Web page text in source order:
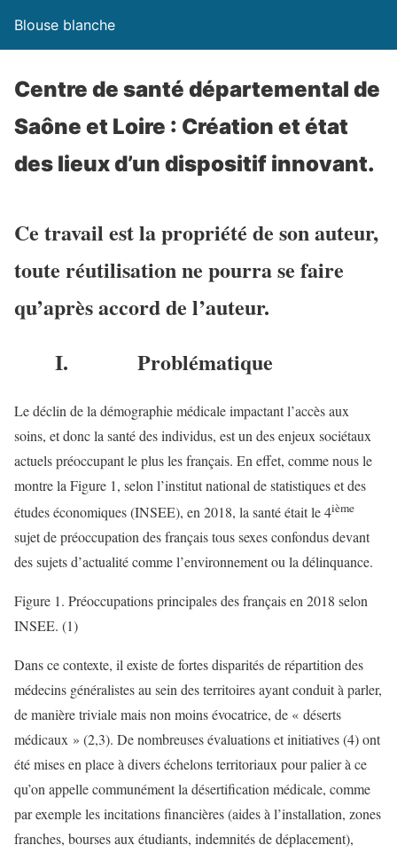
Blouse blanche
Centre de santé départemental de
Saône et Loire : Création et état
des lieux d’un dispositif innovant.
Ce travail est la propriété de son auteur,
toute réutilisation ne pourra se faire
qu’après accord de l’auteur.
I. Problématique
Le déclin de la démographie médicale impactant l’accès aux
soins, et donc la santé des individus, est un des enjeux sociétaux
actuels préoccupant le plus les français. En effet, comme nous le
montre la Figure 1, selon l’institut national de statistiques et des
études économiques (INSEE), en 2018, la santé était le 4ième
sujet de préoccupation des français tous sexes confondus devant
des sujets d’actualité comme l’environnement ou la délinquance.
Figure 1. Préoccupations principales des français en 2018 selon
INSEE. (1)
Dans ce contexte, il existe de fortes disparités de répartition des
médecins généralistes au sein des territoires ayant conduit à parler,
de manière triviale mais non moins évocatrice, de « déserts
médicaux » (2,3). De nombreuses évaluations et initiatives (4) ont
été mises en place à divers échelons territoriaux pour palier à ce
qu’on appelle communément la désertification médicale, comme
par exemple les incitations financières (aides à l’installation, zones
franches, bourses aux étudiants, indemnités de déplacement),